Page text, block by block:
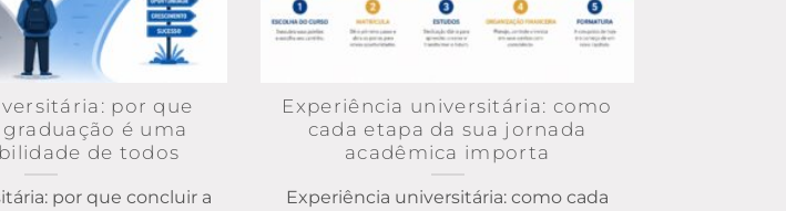
por que
é uma
de todos
por que concluir a
Experiência universitária: como
cada etapa da sua jornada
acadêmica importa
Experiência universitária: como cada